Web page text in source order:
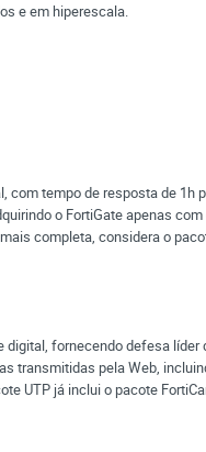
e em hiperescala.
tempo de resposta de
o FortiGate apenas
completa, considera o
fornecendo defesa
transmitidas pela Web,
UTP já inclui o pacote